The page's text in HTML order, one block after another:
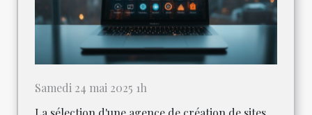
Samedi 24 mai 2025 1h